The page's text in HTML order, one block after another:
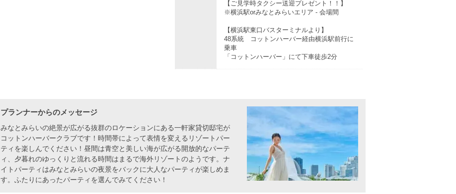
【ご見学時タクシー送迎プレゼント！！】
※横浜駅orみなとみらいエリア - 会場間
【横浜駅東口バスターミナルより】
48系統 コットンハーバー経由横浜駅前行に
乗車
「コットンハーバー」にて下車徒歩2分
プランナーからのメッセージ
みなとみらいの絶景が広がる抜群のロケーションにある一軒家貸切邸宅が
コットンハーバークラブです！時間帯によって表情を変えるリゾートパー
ティを楽しんでください！昼間は青空と美しい海が広がる開放的なパーテ
ィ、夕暮れのゆっくりと流れる時間はまるで海外リゾートのようです。ナ
イトパーティはみなとみらいの夜景をバックに大人なパーティが楽しめま
す。ふたりにあったパーティを選んでみてください！